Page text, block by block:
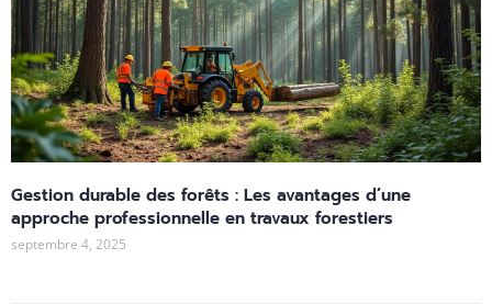
Gestion durable des forêts : Les avantages d’une
approche professionnelle en travaux forestiers
septembre 4, 2025